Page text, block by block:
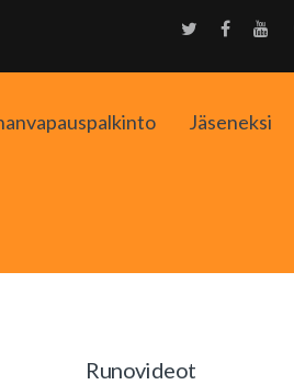
Jäseneksi
Runovideot